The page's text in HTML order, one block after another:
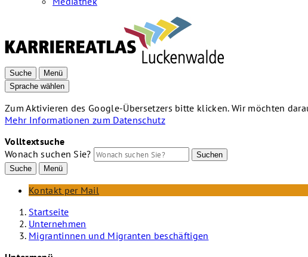
Suche
Menü
Sprache wählen
Zum Aktivieren des Google-Übersetzers bitte klicken. Wir möchten
Mehr Informationen zum Datenschutz
Volltextsuche
Wonach suchen Sie?
Suchen
Suche
Menü
Kontakt per Mail
Startseite
Unternehmen
Migrantinnen und Migranten beschäftigen